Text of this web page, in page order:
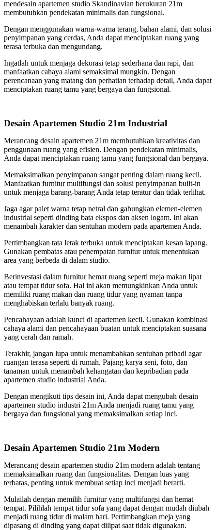
mendesain apartemen studio Skandinavian berukuran 21m
membutuhkan pendekatan minimalis dan fungsional.
Dengan menggunakan warna-warna terang, bahan alami, dan solusi
penyimpanan yang cerdas, Anda dapat menciptakan ruang yang
terasa terbuka dan mengundang.
Ingatlah untuk menjaga dekorasi tetap sederhana dan rapi, dan
manfaatkan cahaya alami semaksimal mungkin. Dengan
perencanaan yang matang dan perhatian terhadap detail, Anda dapat
menciptakan ruang tamu yang bergaya dan fungsional.
Desain Apartemen Studio 21m Industrial
Merancang desain apartemen 21m membutuhkan kreativitas dan
penggunaan ruang yang efisien. Dengan pendekatan minimalis,
Anda dapat menciptakan ruang tamu yang fungsional dan bergaya.
Memaksimalkan penyimpanan sangat penting dalam ruang kecil.
Manfaatkan furnitur multifungsi dan solusi penyimpanan built-in
untuk menjaga barang-barang Anda tetap teratur dan tidak terlihat.
Jaga agar palet warna tetap netral dan gabungkan elemen-elemen
industrial seperti dinding bata ekspos dan aksen logam. Ini akan
menambah karakter dan sentuhan modern pada apartemen Anda.
Pertimbangkan tata letak terbuka untuk menciptakan kesan lapang.
Gunakan pembatas atau penempatan furnitur untuk menentukan
area yang berbeda di dalam studio.
Berinvestasi dalam furnitur hemat ruang seperti meja makan lipat
atau tempat tidur sofa. Hal ini akan memungkinkan Anda untuk
memiliki ruang makan dan ruang tidur yang nyaman tanpa
menghabiskan terlalu banyak ruang.
Pencahayaan adalah kunci di apartemen kecil. Gunakan kombinasi
cahaya alami dan pencahayaan buatan untuk menciptakan suasana
yang cerah dan ramah.
Terakhir, jangan lupa untuk menambahkan sentuhan pribadi agar
ruangan terasa seperti di rumah. Pajang karya seni, foto, dan
tanaman untuk menambah kehangatan dan kepribadian pada
apartemen studio industrial Anda.
Dengan mengikuti tips desain ini, Anda dapat mengubah desain
apartemen studio industri 21m Anda menjadi ruang tamu yang
bergaya dan fungsional yang memaksimalkan setiap inci.
Desain Apartemen Studio 21m Modern
Merancang desain apartemen studio 21m modern adalah tentang
memaksimalkan ruang dan fungsionalitas. Dengan luas yang
terbatas, penting untuk membuat setiap inci menjadi berarti.
Mulailah dengan memilih furnitur yang multifungsi dan hemat
tempat. Pilihlah tempat tidur sofa yang dapat dengan mudah diubah
menjadi ruang tidur di malam hari. Pertimbangkan meja yang
dipasang di dinding yang dapat dilipat saat tidak digunakan.